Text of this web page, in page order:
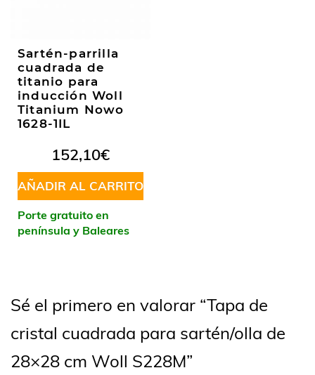
Sartén-parrilla
cuadrada de
titanio para
inducción Woll
Titanium Nowo
1628-1IL
152,10€
AÑADIR AL CARRITO
Porte gratuito en
península y Baleares
Sé el primero en valorar “Tapa de
cristal cuadrada para sartén/olla de
28×28 cm Woll S228M”